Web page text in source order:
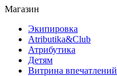
Магазин
Экипировка
Atributika&Club
Атрибутика
Детям
Витрина впечатлений